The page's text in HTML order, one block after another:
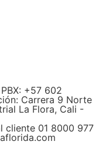
+57 602
Carrera 9 Norte
La Flora, Cali -
cliente 01 8000 977